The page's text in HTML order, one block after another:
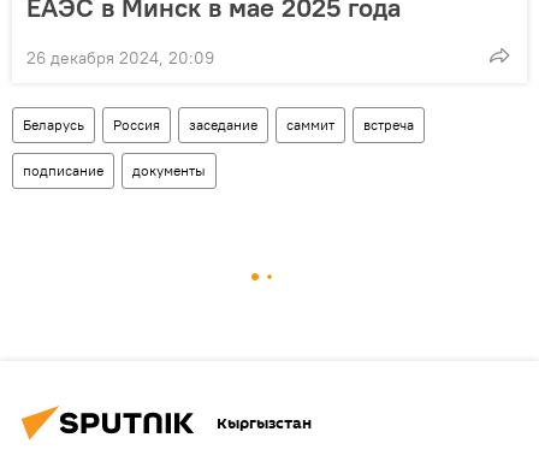
ЕАЭС в Минск в мае 2025 года
26 декабря 2024, 20:09
Беларусь Россия заседание саммит встреча
подписание документы
Кыргызстан